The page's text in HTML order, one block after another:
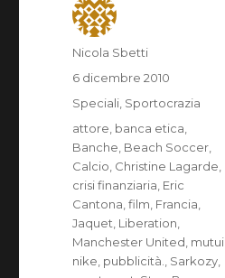
Autore
Nicola Sbetti
Pubblicato
il
6 dicembre 2010
Categorie
Speciali Sportocrazia
Tag
attore banca etica
Banche Beach Soccer
Calcio Christine Lagarde
crisi finanziaria Eric
Cantona ,film Francia
Jaquet Liberation
Manchester United mutui
nike pubblicità. Sarkozy